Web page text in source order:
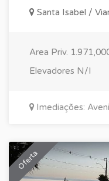
Santa Isabel /
Area Priv.
Elevadores N/I
Imediações:
Oferta